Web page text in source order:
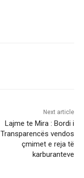
Next article
Lajme te Mira : Bordi i
Transparencës vendos
çmimet e reja të
karburanteve